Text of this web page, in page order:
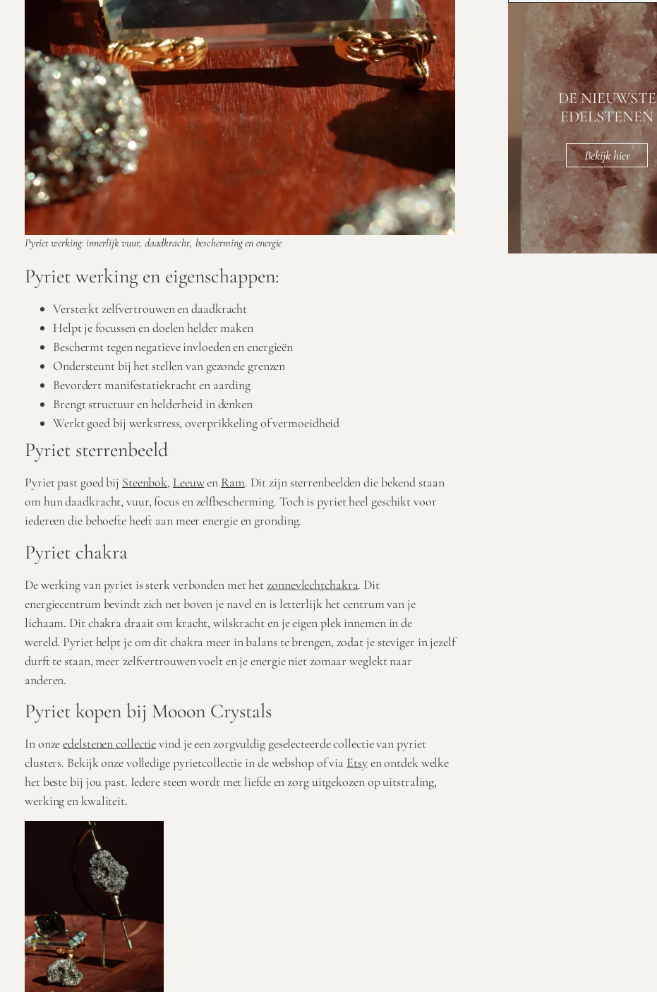
Pyriet werking: innerlijk vuur, daadkracht, bescherming en energie
Pyriet werking en eigenschappen:
Versterkt zelfvertrouwen en daadkracht
Helpt je focussen en doelen helder maken
Beschermt tegen negatieve invloeden en energieën
Ondersteunt bij het stellen van gezonde grenzen
Bevordert manifestatiekracht en aarding
Brengt structuur en helderheid in denken
Werkt goed bij werkstress, overprikkeling of vermoeidheid
Pyriet sterrenbeeld
Pyriet past goed bij Steenbok, Leeuwen Ram. Dit zijnsterrenbeelden die bekend staan
om hun daadkracht, vuur, focus en zelfbescherming. Toch is pyriet heel geschikt voor
iedereen die behoefte heeft aan meerenergieen gronding.
Pyriet chakra
De werking van pyriet is sterk verbonden met hetzonnevlechtchakra. Dit
energiecentrum bevindt zich net boven je navel en is letterlijk het centrum van je
lichaam. Dit chakra draait om kracht, wilskracht en je eigen plek innemen in de
wereld. Pyriet helpt je om dit chakra meer in balans te brengen, zodat je steviger in jezelf
durft te staan, meer zelfvertrouwen voelt en je energie niet zomaar weglekt naar
anderen.
Pyriet kopen bij Mooon Crystals
In onzeedelstenen collectievind je een zorgvuldig geselecteerde collectie van pyriet
clusters. Bekijk onze volledige pyrietcollectie in de webshop of via Etsyen ontdek welke
het beste bij jou past. Iedere steen wordt met liefde en zorg uitgekozen op uitstraling,
werking en kwaliteit.
DE NIEUWSTE
EDELSTENEN
Bekijk hier